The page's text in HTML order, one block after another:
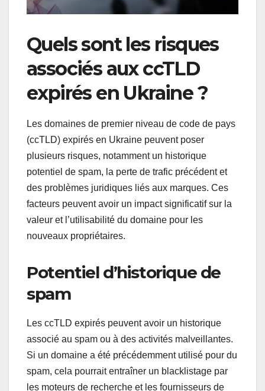
Quels sont les risques
associés aux ccTLD
expirés en Ukraine ?
Les domaines de premier niveau de code de pays
(ccTLD) expirés en Ukraine peuvent poser
plusieurs risques, notamment un historique
potentiel de spam, la perte de trafic précédent et
des problèmes juridiques liés aux marques. Ces
facteurs peuvent avoir un impact significatif sur la
valeur et l’utilisabilité du domaine pour les
nouveaux propriétaires.
Potentiel d’historique de
spam
Les ccTLD expirés peuvent avoir un historique
associé au spam ou à des activités malveillantes.
Si un domaine a été précédemment utilisé pour du
spam, cela pourrait entraîner un blacklistage par
les moteurs de recherche et les fournisseurs de